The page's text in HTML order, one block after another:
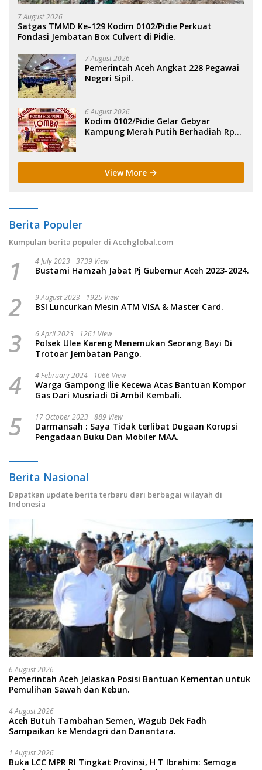
7 August 2026
Satgas TMMD Ke-129 Kodim 0102/Pidie Perkuat
Fondasi Jembatan Box Culvert di Pidie.
7 August 2026
Pemerintah Aceh Angkat 228 Pegawai
Negeri Sipil.
6 August 2026
Kodim 0102/Pidie Gelar Gebyar
Kampung Merah Putih Berhadiah Rp
View More
Berita Populer
Kumpulan berita populer di Acehglobal.com
1 4 July 2023 3739 View
Bustami Hamzah Jabat Pj Gubernur Aceh 2023-2024.
2 9 August 2023 1925 View
BSI Luncurkan Mesin ATM VISA & Master Card.
3 6 April 2023 1261 View
Polsek Ulee Kareng Menemukan Seorang Bayi Di
Trotoar Jembatan Pango.
4 4 February 2024 1066 View
Warga Gampong Ilie Kecewa Atas Bantuan Kompor
Gas Dari Musriadi Di Ambil Kembali.
5 17 October 2023 889 View
Darmansah : Saya Tidak terlibat Dugaan Korupsi
Pengadaan Buku Dan Mobiler MAA.
Berita Nasional
Dapatkan update berita terbaru dari berbagai wilayah di
Indonesia
6 August 2026
Pemerintah Aceh Jelaskan Posisi Bantuan Kementan untuk
Pemulihan Sawah dan Kebun.
4 August 2026
Aceh Butuh Tambahan Semen, Wagub Dek Fadh
Sampaikan ke Mendagri dan Danantara.
1 August 2026
Buka LCC MPR RI Tingkat Provinsi, H T Ibrahim: Semoga